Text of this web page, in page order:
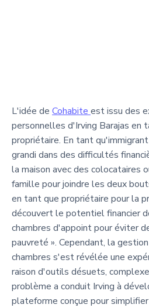
L'idée de Cohabite est issu des
personnelles d'Irving Barajas en
propriétaire. En tant
grandi dans des difficultés
la maison avec des colocataires
famille pour joindre les deux
en tant que propriétaire pour la
découvert le potentiel financier
chambres d'appoint pour éviter
pauvreté ». Cependant, la
chambres s'est révélée une
raison d'outils désuets,
problème a conduit Irving à
plateforme conçue pour